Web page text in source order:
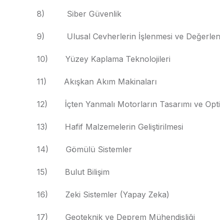
8) Siber Güvenlik
9) Ulusal Cevherlerin İşlenmesi ve
10) Yüzey Kaplama Teknolojileri
11) Akışkan Akım Makinaları
12) İçten Yanmalı Motorların Tasarımı ve
13) Hafif Malzemelerin Geliştirilmesi
14) Gömülü Sistemler
15) Bulut Bilişim
16) Zeki Sistemler (Yapay Zeka)
17) Geoteknik ve Deprem Mühendisliği